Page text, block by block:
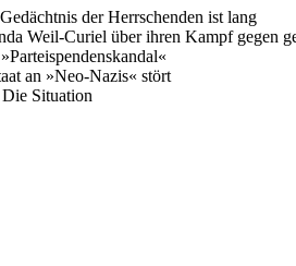
der Herrschenden ist lang
Weil-Curiel über ihren Kampf gegen
an »Neo-Nazis« stört
Situation